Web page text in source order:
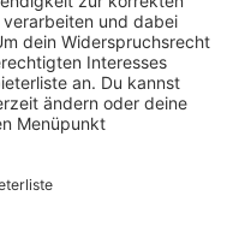
ins Wochenende?
Rock & Pop
Samstags-Show von
wir haben die besten